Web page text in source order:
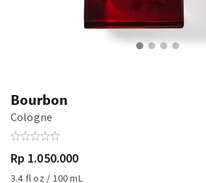
Bourbon
Cologne
Rp 1.050.000
3.4 fl oz / 100 mL